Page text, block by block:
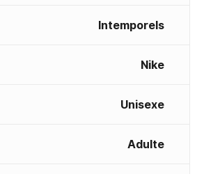
Intemporels
Nike
Unisexe
Adulte